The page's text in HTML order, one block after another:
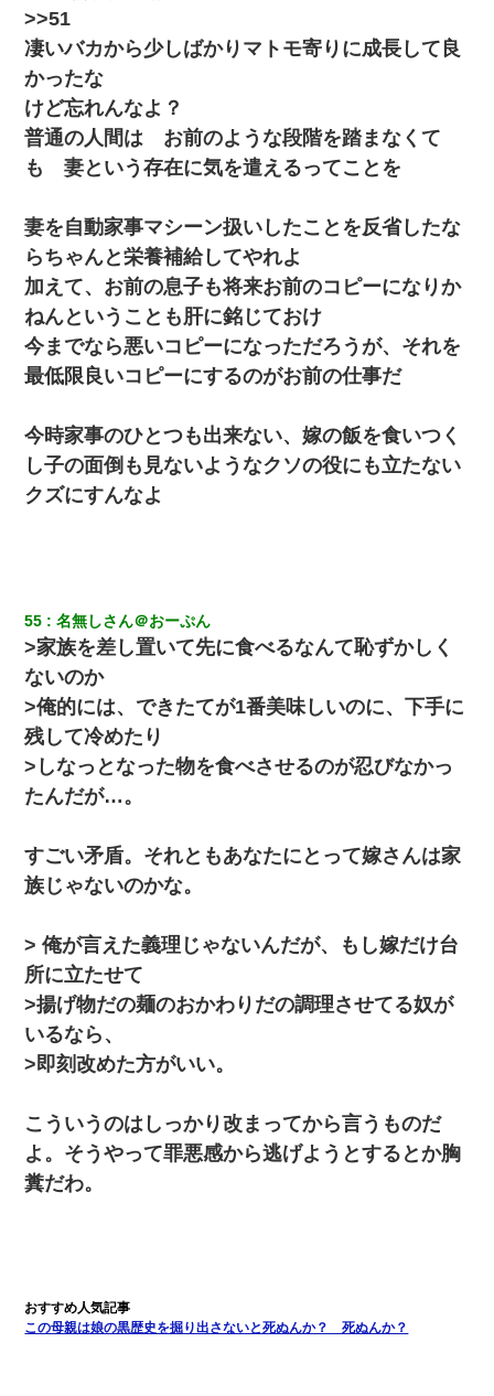
>>51
凄いバカから少しばかりマトモ寄りに成長して良
かったな
けど忘れんなよ？
普通の人間は お前のような段階を踏まなくて
も 妻という存在に気を遣えるってことを
妻を自動家事マシーン扱いしたことを反省したな
らちゃんと栄養補給してやれよ
加えて、お前の息子も将来お前のコピーになりか
ねんということも肝に銘じておけ
今までなら悪いコピーになっただろうが、それを
最低限良いコピーにするのがお前の仕事だ
今時家事のひとつも出来ない、嫁の飯を食いつく
し子の面倒も見ないようなクソの役にも立たない
クズにすんなよ
55 名無しさん＠おーぷん
>家族を差し置いて先に食べるなんて恥ずかしく
ないのか
>俺的には、できたてが1番美味しいのに、下手に
残して冷めたり
>しなっとなった物を食べさせるのが忍びなかっ
たんだが…。
すごい矛盾。それともあなたにとって嫁さんは家
族じゃないのかな。
> 俺が言えた義理じゃないんだが、もし嫁だけ台
所に立たせて
>揚げ物だの麺のおかわりだの調理させてる奴が
いるなら、
>即刻改めた方がいい。
こういうのはしっかり改まってから言うものだ
よ。そうやって罪悪感から逃げようとするとか胸
糞だわ。
この母親は娘の黒歴史を掘り出さないと死ぬんか？ 死ぬんか？